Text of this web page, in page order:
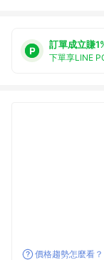
訂單成立賺
下單享LINE
價格趨勢怎麼看？